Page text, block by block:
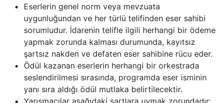
Eserlerin genel norm veya mevzuata
uygunluğundan ve her türlü telifinden eser sahibi
sorumludur. İdarenin telifle ilgili herhangi bir ödeme
yapmak zorunda kalması durumunda, kayıtsız
şartsız nakden ve defaten eser sahibine rücu eder.
Ödül kazanan eserlerin herhangi bir orkestrada
seslendirilmesi sırasında, programda eser isminin
yanı sıra aldığı ödül mutlaka belirtilecektir.
Yarışmacılar aşağıdaki şartlara uymak zorundadır: